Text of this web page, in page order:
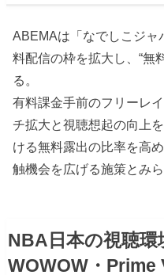
ABEMAは「なでしこジャ
料配信の枠を拡大し、“無
る。
有料課金手前のフリーレ
チ拡大と視聴想起の向上
ける無料露出の比率を高
触機会を広げる施策とみら
NBA日本の視聴
WOWOW・